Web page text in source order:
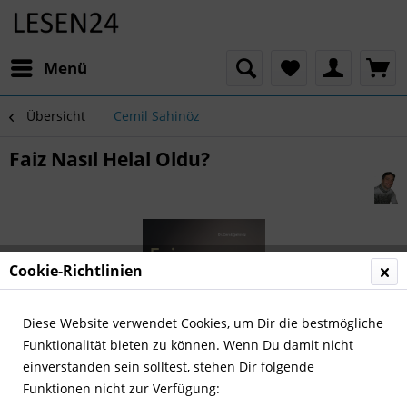
Menü
Übersicht Cemil Sahinöz
Faiz Nasıl Helal Oldu?
Cookie-Richtlinien
Diese Website verwendet Cookies, um Dir die bestmögliche
Funktionalität bieten zu können. Wenn Du damit nicht
einverstanden sein solltest, stehen Dir folgende
Funktionen nicht zur Verfügung: